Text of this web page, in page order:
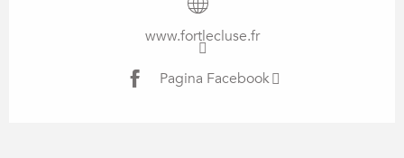
www.fortlecluse.fr
Pagina Facebook